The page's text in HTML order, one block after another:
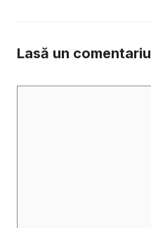
Lasă un comentariu